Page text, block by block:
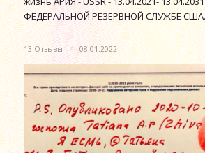
ФЕДЕРАЛЬНОЙ РЕЗЕРВНОЙ СЛУЖБЕ
13 Отзывы / 08.01.2022